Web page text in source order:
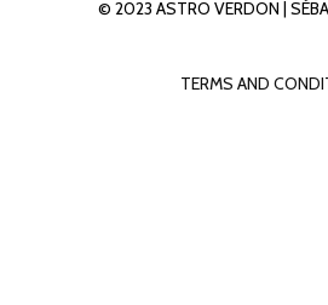
© 2023 ASTRO VERDON |
TERMS AND